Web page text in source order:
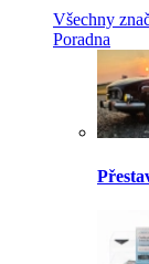
Všechny
Poradna